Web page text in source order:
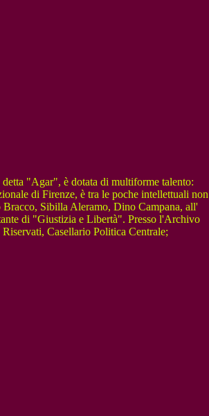
"Agar", è dotata di multiforme talento:
di Firenze, è tra le poche intellettuali non
Bracco, Sibilla Aleramo, Dino Campana, all'
di "Giustizia e Libertà". Presso l'Archivo
Casellario Politica Centrale;